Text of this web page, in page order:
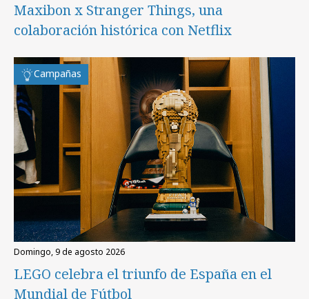
Maxibon x Stranger Things, una
colaboración histórica con Netflix
Campañas
domingo, 9 de agosto 2026
LEGO celebra el triunfo de España en el
Mundial de Fútbol